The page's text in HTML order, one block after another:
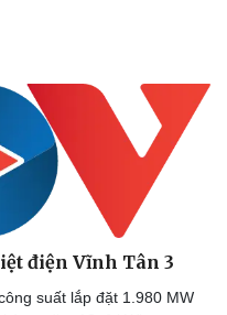
điện Vĩnh Tân 3
suất lắp đặt 1.980 MW